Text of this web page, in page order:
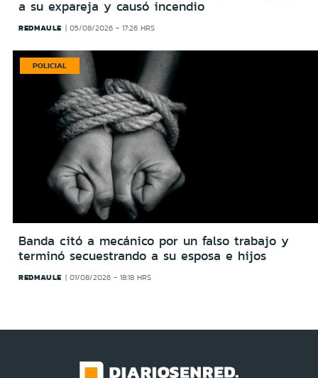
a su expareja y causó incendio
REDMAULE 05/08/2026 - 17:26 HRS
POLICIAL
Banda citó a mecánico por un falso trabajo y
terminó secuestrando a su esposa e hijos
REDMAULE 01/08/2026 - 18:18 HRS